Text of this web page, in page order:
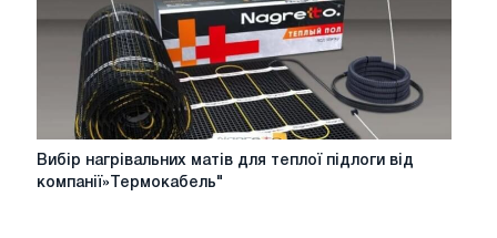
Вибір
нагрівальних
Вибір нагрівальних матів для теплої підлоги від
компанії»Термокабель"